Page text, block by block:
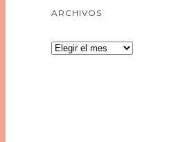
ARCHIVOS
Archivos